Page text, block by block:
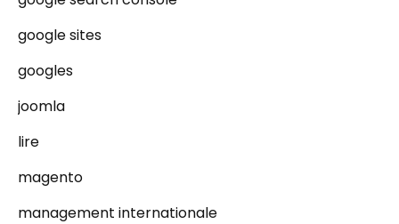
google sites
googles
joomla
lire
magento
management internationale